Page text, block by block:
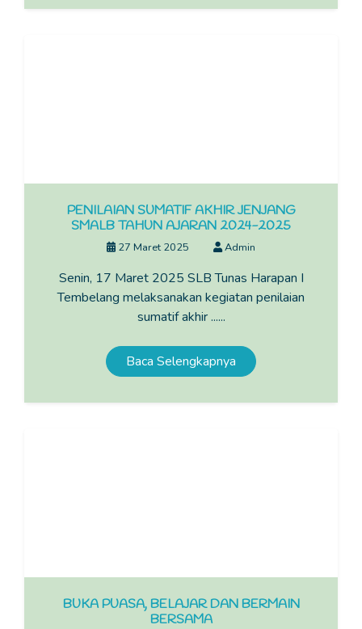
PENILAIAN SUMATIF AKHIR JENJANG
SMALB TAHUN AJARAN 2024-2025
27 Maret 2025 Admin
Senin, 17 Maret 2025 SLB Tunas Harapan I
Tembelang melaksanakan kegiatan penilaian
sumatif akhir ......
Baca Selengkapnya
BUKA PUASA, BELAJAR DAN BERMAIN
BERSAMA